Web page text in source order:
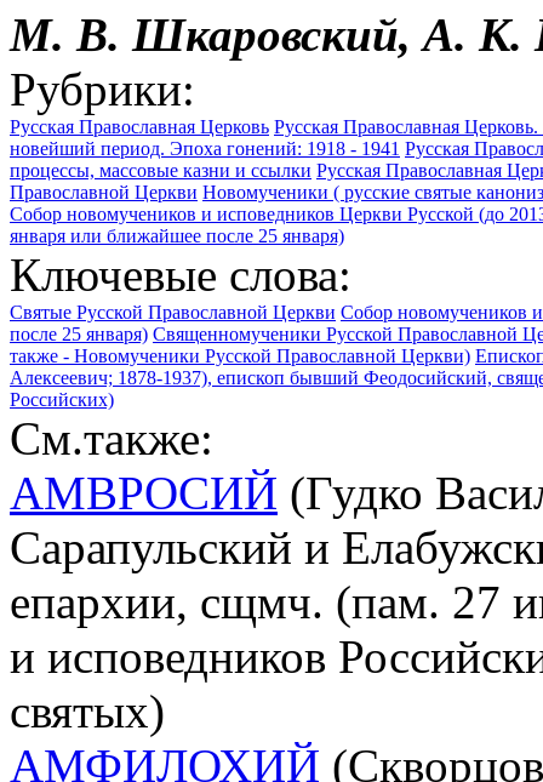
М. В. Шкаровский, А. К.
Рубрики:
Русская Православная Церковь Русская Православная
новейший период. Эпоха гонений: 1918 - 1941 Русская
процессы, массовые казни и ссылки Русская Православная
Православной Церкви Новомученики ( русские святые
Собор новомучеников и исповедников Церкви Русской (до
января или ближайшее после 25 января)
Ключевые слова:
Святые Русской Православной Церкви Собор новомучеников
после 25 января) Священномученики Русской Православной
также - Новомученики Русской Православной Церкви)
Алексеевич; 1878-1937), епископ бывший Феодосийский,
Российских)
См.также:
АМВРОСИЙ (Гудко
Сарапульский и
епархии, сщмч. (пам. 27
и исповедников
святых)
АМФИЛОХИЙ